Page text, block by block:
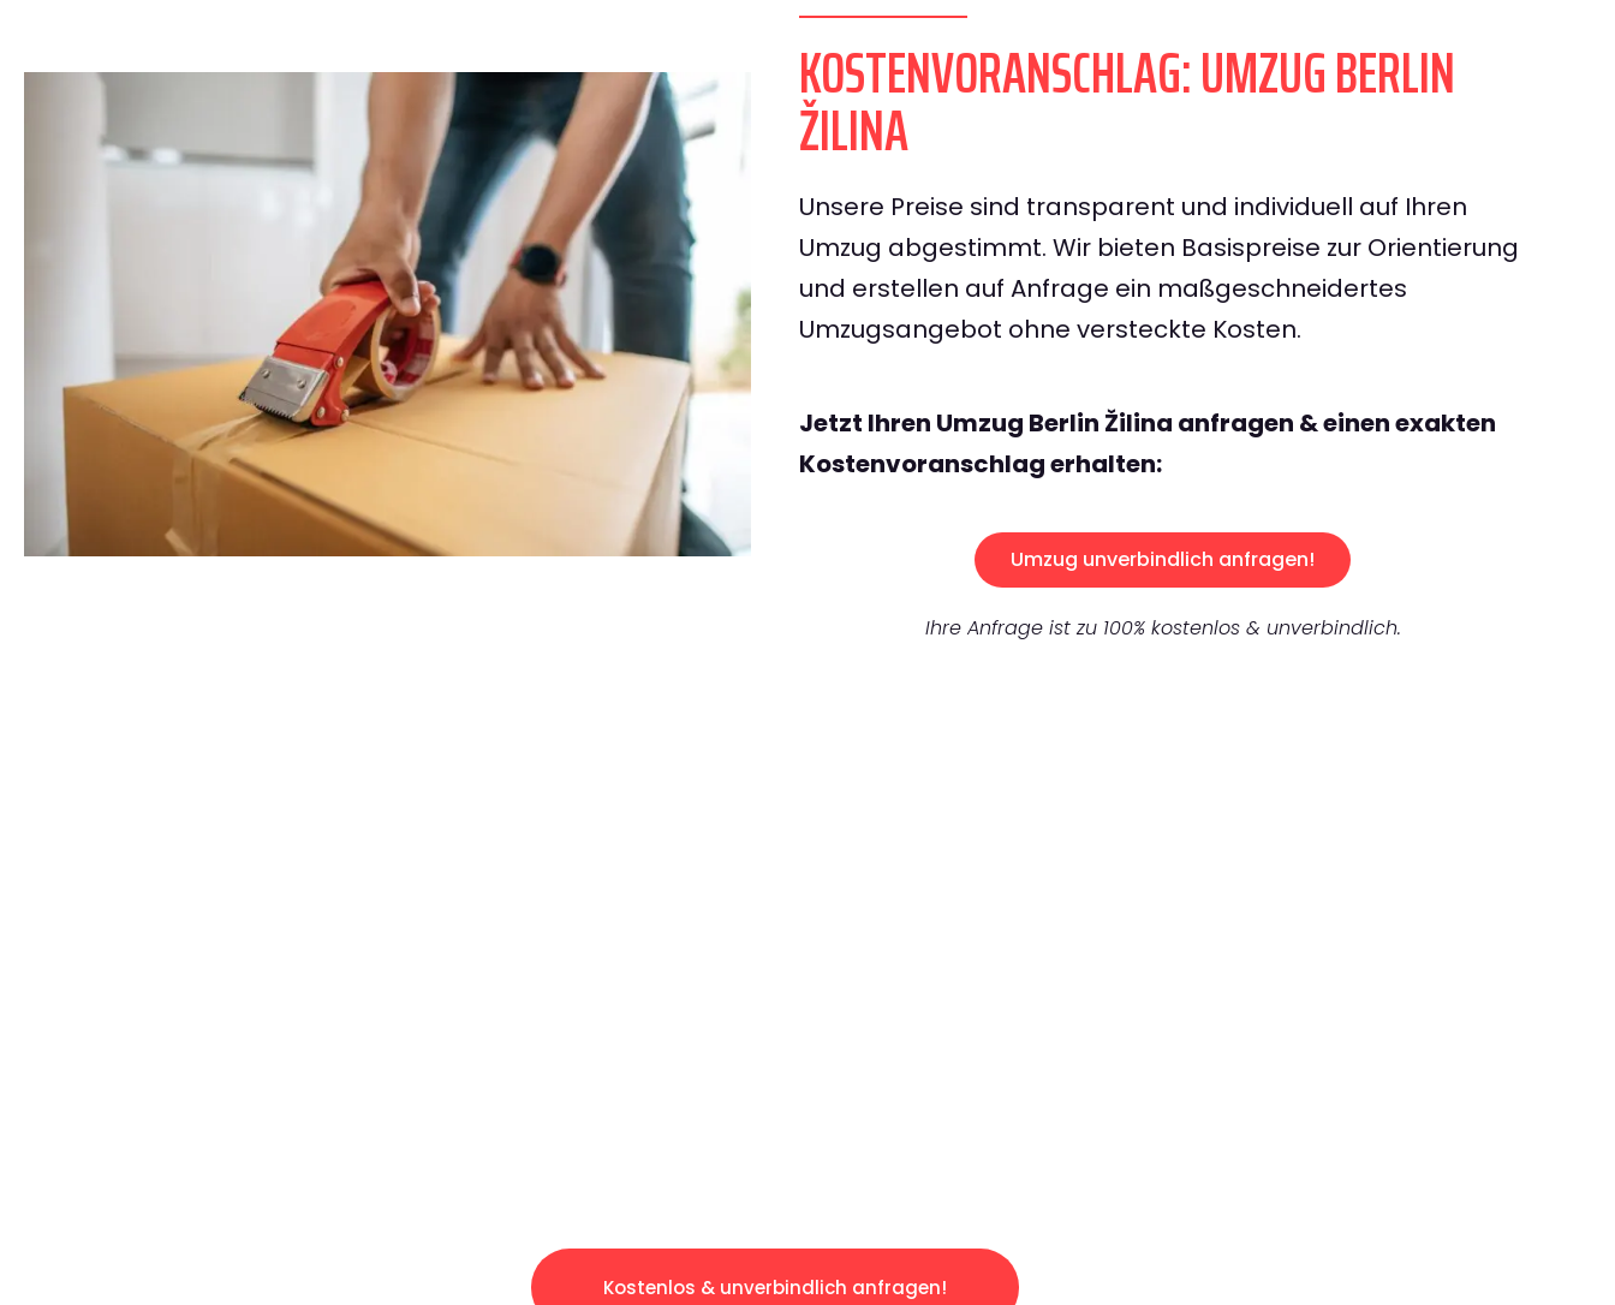
KOSTENVORANSCHLAG: UMZUG BERLIN
ŽILINA
Unsere Preise sind transparent und individuell auf Ihren
Umzug abgestimmt. Wir bieten Basispreise zur Orientierung
und erstellen auf Anfrage ein maßgeschneidertes
Umzugsangebot ohne versteckte Kosten.
Jetzt Ihren Umzug Berlin Žilina anfragen & einen exakten
Kostenvoranschlag erhalten:
Umzug unverbindlich anfragen!
Ihre Anfrage ist zu 100% kostenlos & unverbindlich.
Kostenlos & unverbindlich anfragen!